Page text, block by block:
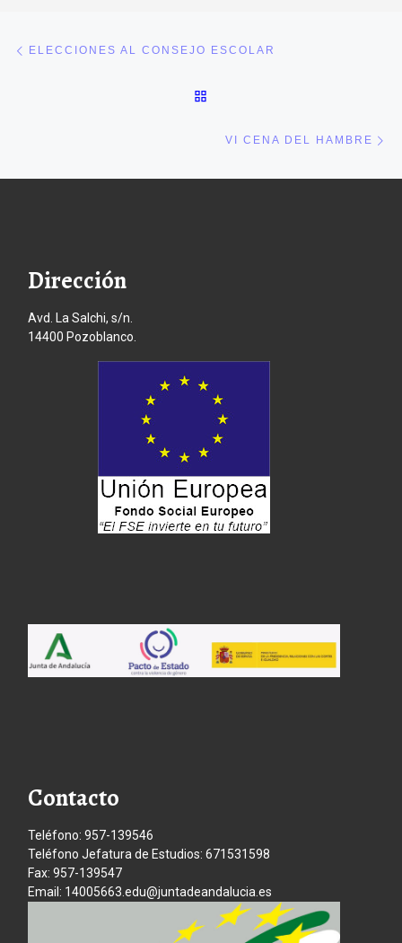
Navegación de entradas
ELECCIONES AL CONSEJO ESCOLAR
VI CENA DEL HAMBRE
Dirección
Avd. La Salchi, s/n.
14400 Pozoblanco.
Contacto
Teléfono: 957-139546
Teléfono Jefatura de Estudios: 671531598
Fax: 957-139547
Email: 14005663.edu@juntadeandalucia.es